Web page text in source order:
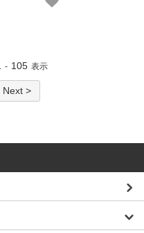
- 105 表示
Next >